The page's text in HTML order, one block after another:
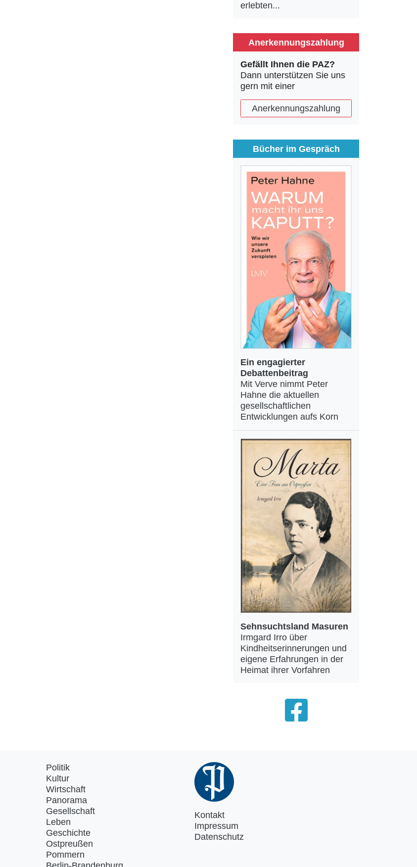
erlebten...
Anerkennungszahlung
Gefällt Ihnen die PAZ?
Dann unterstützen Sie uns
gern mit einer
Anerkennungszahlung
Bücher im Gespräch
Ein engagierter
Debattenbeitrag
Mit Verve nimmt Peter
Hahne die aktuellen
gesellschaftlichen
Entwicklungen aufs Korn
Sehnsuchtsland Masuren
Irmgard Irro über
Kindheitserinnerungen und
eigene Erfahrungen in der
Heimat ihrer Vorfahren
Politik
Kultur
Wirtschaft
Panorama
Gesellschaft
Leben
Geschichte
Ostpreußen
Pommern
Kontakt
Impressum
Datenschutz